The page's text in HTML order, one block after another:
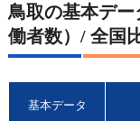
鳥取の基本デ
働者数）/ 全国
基本データ